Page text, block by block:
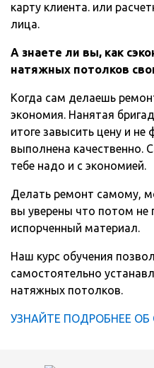
карту клиента. или
лица.
А знаете ли вы, как
натяжных потолков
Когда сам делаешь
экономия. Нанятая
итоге завысить цену и не
выполнена качественно.
тебе надо и с экономией.
Делать ремонт самому,
вы уверены что потом не
испорченный материал.
Наш курс обучения
самостоятельно
натяжных потолков.
УЗНАЙТЕ ПОДРОБНЕЕ ОБ